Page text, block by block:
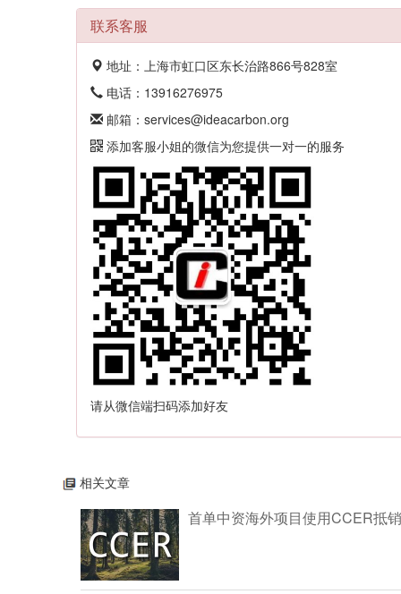
联系客服
地址：上海市虹口区东长治路866号828室
电话：13916276975
邮箱：services@ideacarbon.org
添加客服小姐的微信为您提供一对一的服务
请从微信端扫码添加好友
相关文章
首单中资海外项目使用CCER抵